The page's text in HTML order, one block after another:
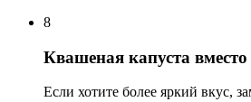
8
Квашеная капуста вместо
Если хотите более яркий вкус,